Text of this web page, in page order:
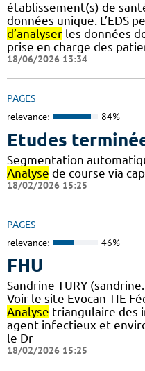
établissement(s) de
données unique. L’EDS
d’analyser les données
prise en charge des
18/06/2026 13:34
PAGES
relevance: 84%
Etudes
Segmentation
Analyse de course via
18/02/2026 15:25
PAGES
relevance: 46%
FHU
Sandrine TURY
Voir le site Evocan TIE
Analyse triangulaire des
agent infectieux et
le Dr
18/02/2026 15:25